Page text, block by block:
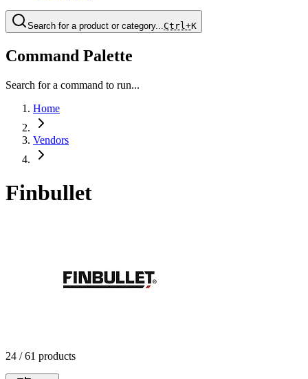
Search for a product or category...Ctrl+K
Command Palette
Search for a command to run...
Home
Vendors
Finbullet
24 / 61 products